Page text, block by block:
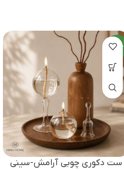
جدید
ست دکوری چوبی آرامش-سینی